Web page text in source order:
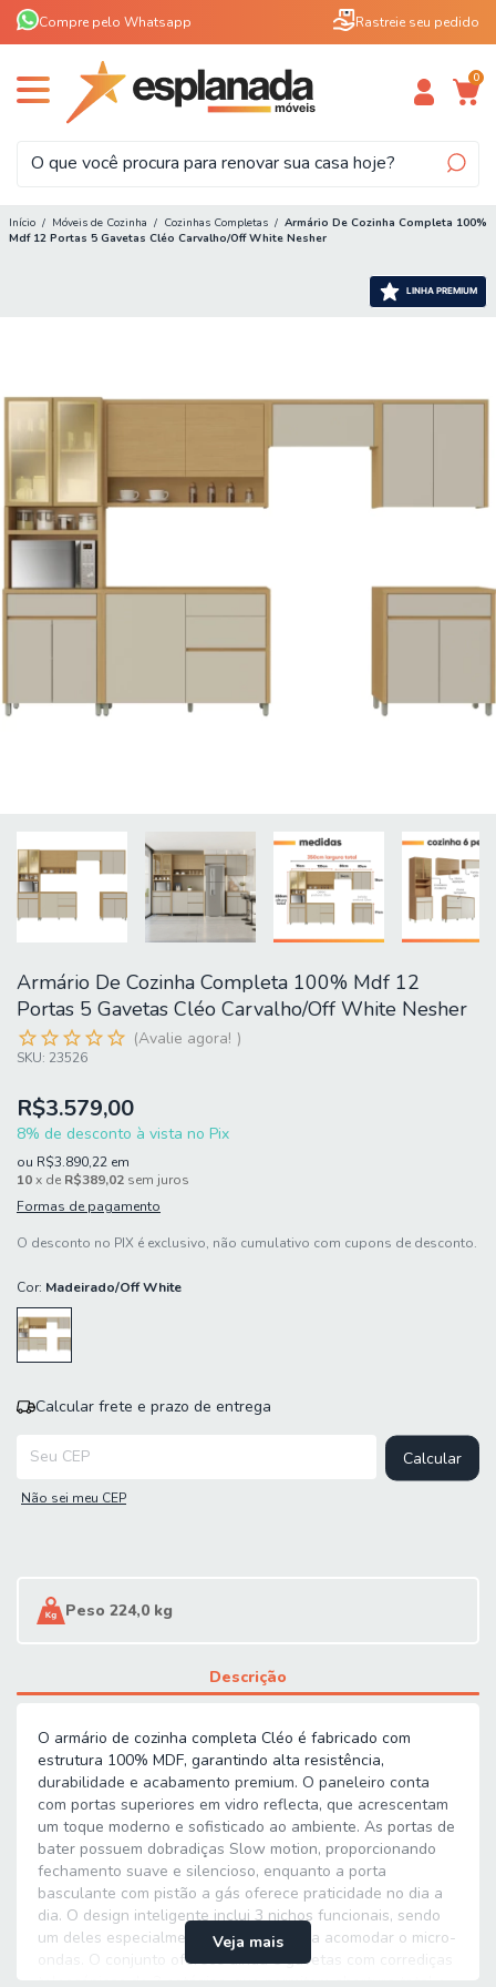
Compre pelo Whatsapp Rastreie seu pedido
0
Início / Móveis de Cozinha / Cozinhas Completas / Armário De Cozinha Completa 100%
Mdf 12 Portas 5 Gavetas Cléo Carvalho/Off White Nesher
LINHA PREMIUM
Armário De Cozinha Completa 100% Mdf 12
Portas 5 Gavetas Cléo Carvalho/Off White Nesher
Avalie agora!
SKU: 23526
R$3.579,00
8% de desconto à vista no Pix
ou R$3.890,22 em
10x de R$389,02 sem juros
Formas de pagamento
O desconto no PIX é exclusivo, não cumulativo com cupons de desconto.
Cor: Madeirado/Off White
Calcular frete e prazo de entrega
Calcular
Não sei meu CEP
Peso 224,0 kg
Descrição
O armário de cozinha completa Cléo é fabricado com
estrutura 100% MDF, garantindo alta resistência,
durabilidade e acabamento premium. O paneleiro conta
com portas superiores em vidro reflecta, que acrescentam
um toque moderno e sofisticado ao ambiente. As portas de
bater possuem dobradiças Slow motion, proporcionando
fechamento suave e silencioso, enquanto a porta
basculante com pistão a gás oferece praticidade no dia a
dia. O design inteligente inclui 3 nichos funcionais, sendo
um deles especialmente planejado para acomodar o micro-
ondas. O conjunto oferece ainda 5 gavetas com corrediças
Veja mais